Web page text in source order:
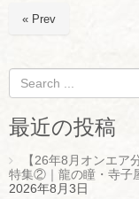
« Prev
最近の投稿
【26年8月オンエア
特集②｜龍の瞳・寺子
2026年8月3日